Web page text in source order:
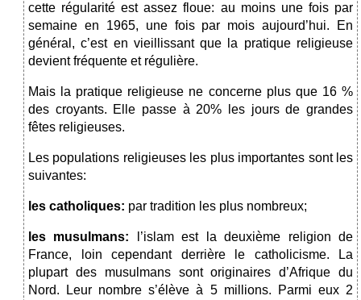
cette régularité est assez floue: au moins une fois par
semaine en 1965, une fois par mois aujourd’hui. En
général, c’est en vieillissant que la pratique religieuse
devient fréquente et régulière.
Mais la pratique religieuse ne concerne plus que 16 %
des croyants. Elle passe à 20% les jours de grandes
fêtes religieuses.
Les populations religieuses les plus importantes sont les
suivantes:
les catholiques: par tradition les plus nombreux;
les musulmans: l’islam est la deuxième religion de
France, loin cependant derrière le
catholicisme. La
plupart des musulmans sont originaires d’Afrique du
Nord. Leur nombre s’élève à 5 millions. Parmi eux 2